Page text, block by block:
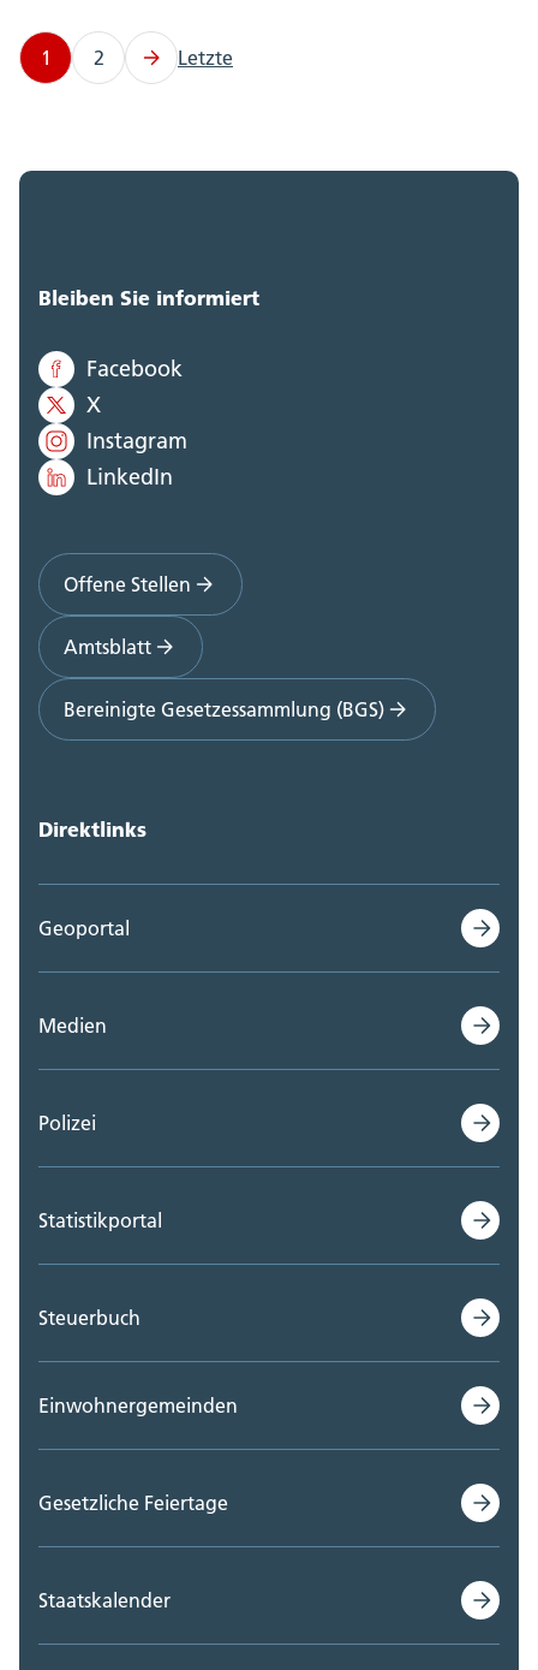
1 2 Letzte
Bleiben Sie informiert
Facebook
X
Instagram
LinkedIn
Offene Stellen
Amtsblatt
Bereinigte Gesetzessammlung (BGS)
Direktlinks
Geoportal
Medien
Polizei
Statistikportal
Steuerbuch
Einwohnergemeinden
Gesetzliche Feiertage
Staatskalender